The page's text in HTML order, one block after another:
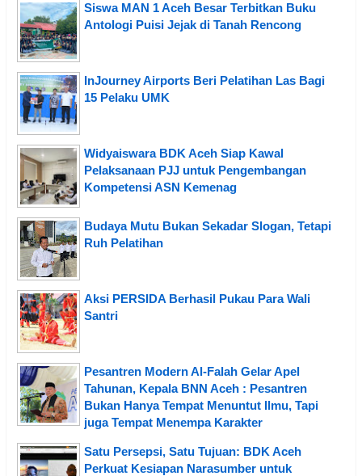
Siswa MAN 1 Aceh Besar Terbitkan Buku
Antologi Puisi Jejak di Tanah Rencong
InJourney Airports Beri Pelatihan Las Bagi
15 Pelaku UMK
Widyaiswara BDK Aceh Siap Kawal
Pelaksanaan PJJ untuk Pengembangan
Kompetensi ASN Kemenag
Budaya Mutu Bukan Sekadar Slogan, Tetapi
Ruh Pelatihan
Aksi PERSIDA Berhasil Pukau Para Wali
Santri
Pesantren Modern Al-Falah Gelar Apel
Tahunan, Kepala BNN Aceh : Pesantren
Bukan Hanya Tempat Menuntut Ilmu, Tapi
juga Tempat Menempa Karakter
Satu Persepsi, Satu Tujuan: BDK Aceh
Perkuat Kesiapan Narasumber untuk